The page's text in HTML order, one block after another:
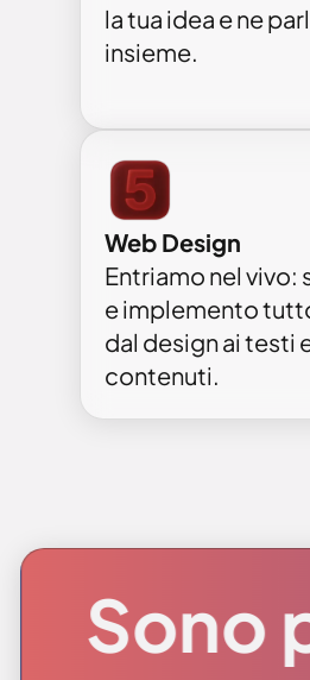
la tua idea e ne
insieme.
Web Design
Entriamo nel vivo:
e implemento
dal design ai testi
contenuti.
Sono